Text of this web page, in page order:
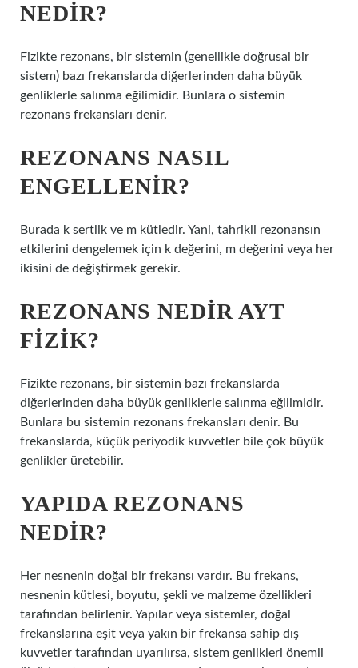
NEDIR?
Fizikte rezonans, bir sistemin (genellikle doğrusal bir
sistem) bazı frekanslarda diğerlerinden daha büyük
genliklerle salınma eğilimidir. Bunlara o sistemin
rezonans frekansları denir.
REZONANS NASIL
ENGELLENIR?
Burada k sertlik ve m kütledir. Yani, tahrikli rezonansın
etkilerini dengelemek için k değerini, m değerini veya her
ikisini de değiştirmek gerekir.
REZONANS NEDIR AYT
FIZIK?
Fizikte rezonans, bir sistemin bazı frekanslarda
diğerlerinden daha büyük genliklerle salınma eğilimidir.
Bunlara bu sistemin rezonans frekansları denir. Bu
frekanslarda, küçük periyodik kuvvetler bile çok büyük
genlikler üretebilir.
YAPIDA REZONANS
NEDIR?
Her nesnenin doğal bir frekansı vardır. Bu frekans,
nesnenin kütlesi, boyutu, şekli ve malzeme özellikleri
tarafından belirlenir. Yapılar veya sistemler, doğal
frekanslarına eşit veya yakın bir frekansa sahip dış
kuvvetler tarafından uyarılırsa, sistem genlikleri önemli